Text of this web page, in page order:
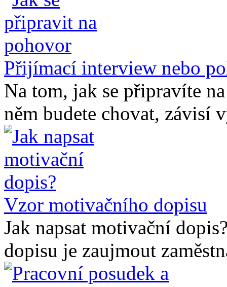
Přijímací interview nebo
Na tom, jak se připravíte
něm budete chovat, závisí
Vzor motivačního dopisu
Jak napsat motivační
dopisu je zaujmout